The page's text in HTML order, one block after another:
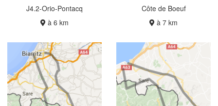
J4.2-Orio-Pontacq
à 6 km
Côte de Boeuf
à 7 km